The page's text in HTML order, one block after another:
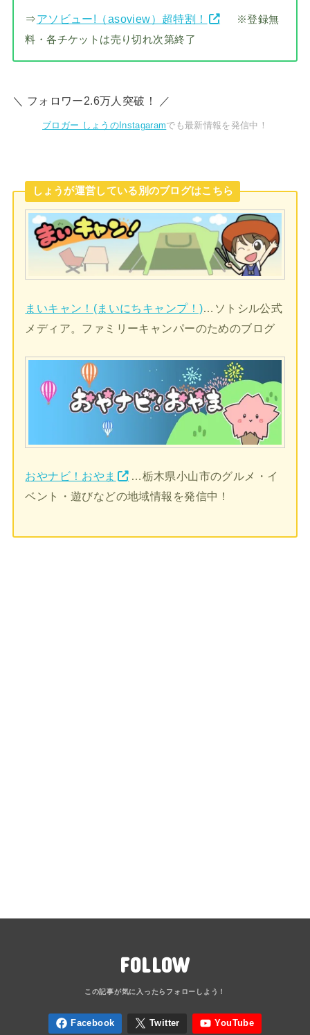
⇒アソビュー!（asoview）超特割！
※登録無
料・各チケットは売り切れ次第終了
＼ フォロワー2.6万人突破！ ／
ブロガー しょうのInstagaramでも最新情報を発信中！
しょうが運営している別のブログはこちら
まいキャン！(まいにちキャンプ！) …ソトシル公式
メディア。ファミリーキャンパーのためのブログ
おやナビ！おやま
…栃木県小山市のグルメ・イ
ベント・遊びなどの地域情報を発信中！
FOLLOW